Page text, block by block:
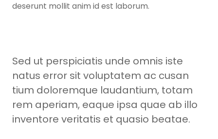
deserunt mollit anim id est laborum.
Sed ut perspiciatis unde omnis iste
natus error sit voluptatem ac cusan
tium doloremque laudantium, totam
rem aperiam, eaque ipsa quae ab illo
inventore veritatis et quasio beatae.